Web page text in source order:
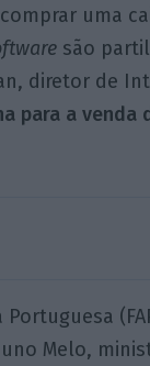
uma
são
diretor de
para a venda
Melo,